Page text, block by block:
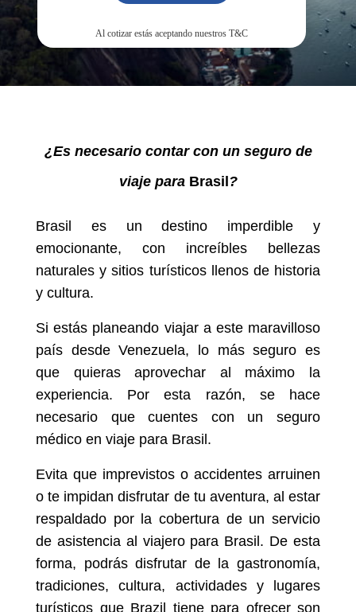
¿Es necesario contar con un seguro de
viaje para Brasil ?
Brasil es un destino imperdible y
emocionante, con increíbles bellezas
naturales y sitios turísticos llenos de historia
y cultura.
Si estás planeando viajar a este maravilloso
país desde Venezuela, lo más seguro es
que quieras aprovechar al máximo la
experiencia. Por esta razón, se hace
necesario que cuentes con un seguro
médico en viaje para Brasil.
Evita que imprevistos o accidentes arruinen
o te impidan disfrutar de tu aventura, al estar
respaldado por la cobertura de un servicio
de asistencia al viajero para Brasil. De esta
forma, podrás disfrutar de la gastronomía,
tradiciones, cultura, actividades y lugares
turísticos que Brazil tiene para ofrecer son